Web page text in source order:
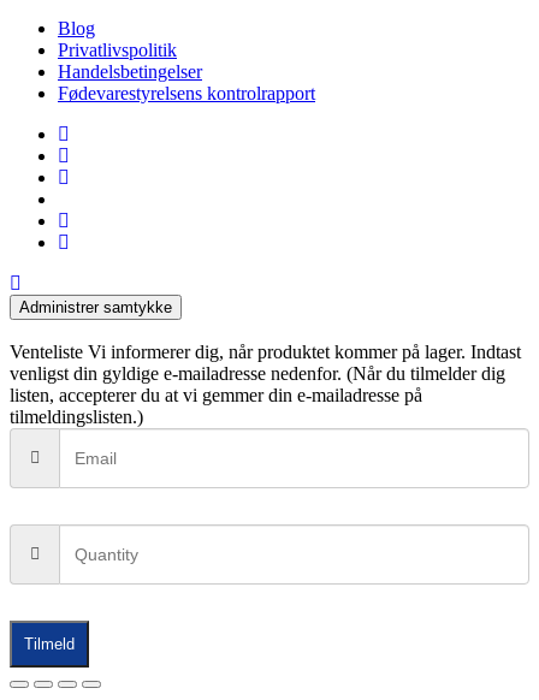
Blog
Privatlivspolitik
Handelsbetingelser
Fødevarestyrelsens kontrolrapport
facebook
linkedin
instagram
phone
email
Administrer samtykke
Venteliste Vi informerer dig, når produktet kommer på lager. Indtast
venligst din gyldige e-mailadresse nedenfor. (Når du tilmelder dig
listen, accepterer du at vi gemmer din e-mailadresse på
tilmeldingslisten.)
Tilmeld